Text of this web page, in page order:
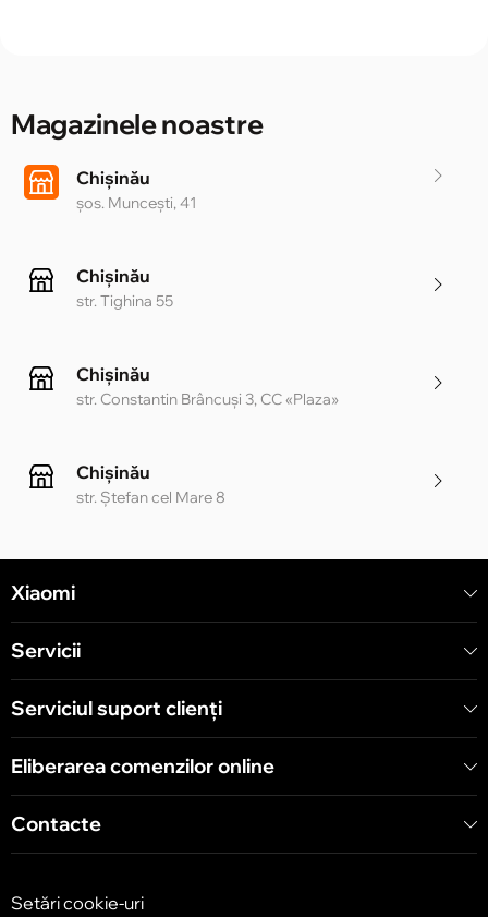
Magazinele noastre
Chișinău
șos. Muncești, 41
Chișinău
str. Tighina 55
Chișinău
str. Constantin Brâncuși 3, CC «Plaza»
Chișinău
str. Ștefan cel Mare 8
Chișinău
str. Arborilor 21, CC «Shopping MallDova»
Xiaomi
Servicii
Serviciul suport clienţi
Eliberarea comenzilor online
Contacte
Setări cookie-uri